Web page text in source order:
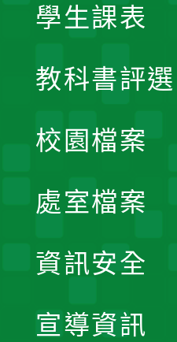
學生課表
教科書評選
校園檔案
處室檔案
資訊安全
宣導資訊